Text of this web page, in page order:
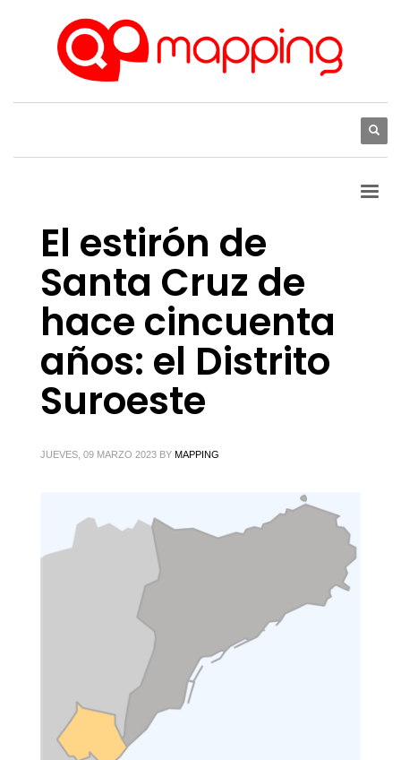
El estirón de
Santa Cruz de
hace cincuenta
años: el Distrito
Suroeste
JUEVES, 09 MARZO 2023 BY MAPPING